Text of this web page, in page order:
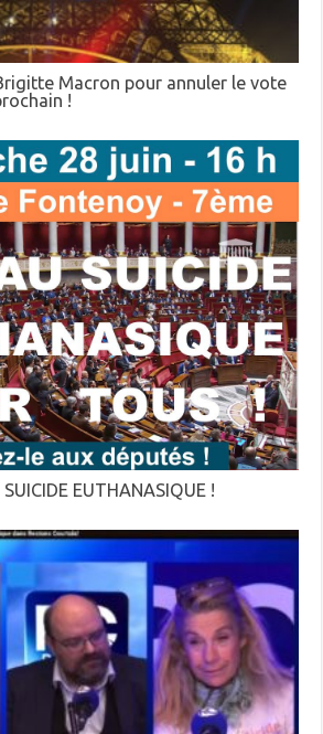
Macron pour annuler le vote
!
EUTHANASIQUE !